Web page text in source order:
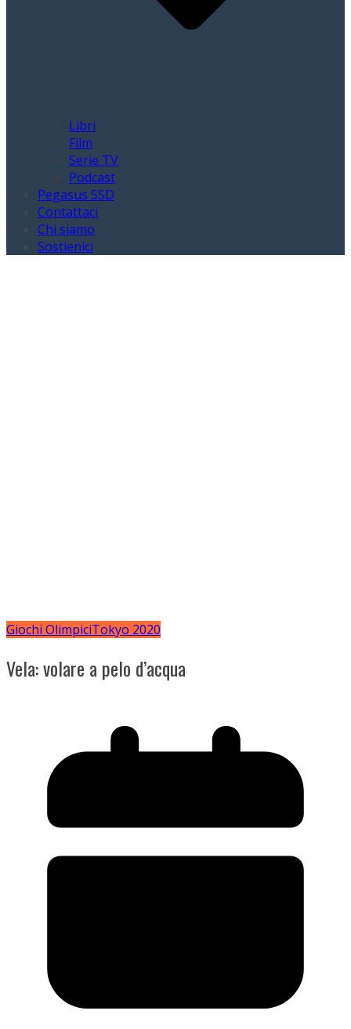
Libri
Film
Serie TV
Podcast
Pegasus SSD
Contattaci
Chi siamo
Sostienici
Giochi OlimpiciTokyo 2020
Vela: volare a pelo d’acqua